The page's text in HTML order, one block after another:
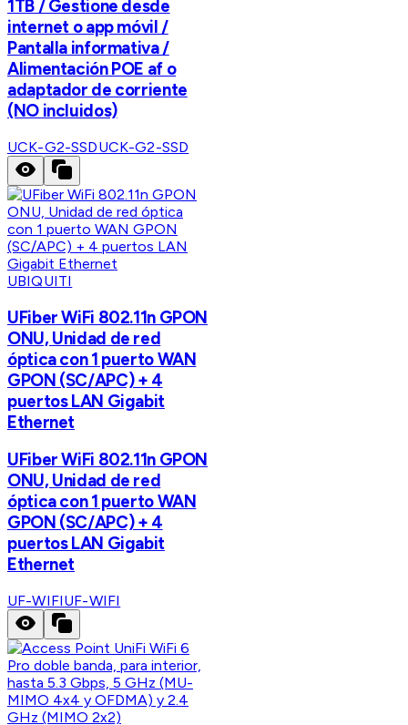
1TB / Gestione desde
internet o app móvil /
Pantalla informativa /
Alimentación POE af o
adaptador de corriente
(NO incluidos)
UCK-G2-SSDUCK-G2-SSD
UBIQUITI
UFiber WiFi 802.11n GPON
ONU, Unidad de red
óptica con 1 puerto WAN
GPON (SC/APC) + 4
puertos LAN Gigabit
Ethernet
UFiber WiFi 802.11n GPON
ONU, Unidad de red
óptica con 1 puerto WAN
GPON (SC/APC) + 4
puertos LAN Gigabit
Ethernet
UF-WIFIUF-WIFI